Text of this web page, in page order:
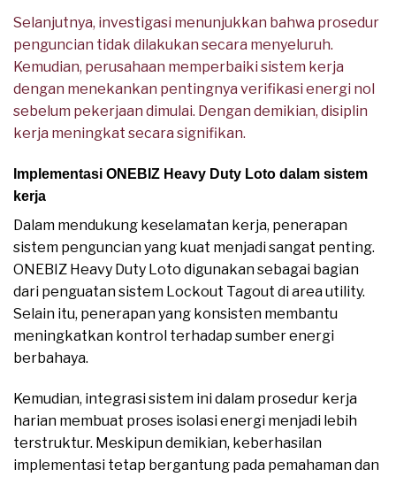
Selanjutnya, investigasi menunjukkan bahwa prosedur
penguncian tidak dilakukan secara menyeluruh.
Kemudian, perusahaan memperbaiki sistem kerja
dengan menekankan pentingnya verifikasi energi nol
sebelum pekerjaan dimulai. Dengan demikian, disiplin
kerja meningkat secara signifikan.
Implementasi ONEBIZ Heavy Duty Loto dalam sistem
kerja
Dalam mendukung keselamatan kerja, penerapan
sistem penguncian yang kuat menjadi sangat penting.
ONEBIZ Heavy Duty Loto digunakan sebagai bagian
dari penguatan sistem Lockout Tagout di area utility.
Selain itu, penerapan yang konsisten membantu
meningkatkan kontrol terhadap sumber energi
berbahaya.
Kemudian, integrasi sistem ini dalam prosedur kerja
harian membuat proses isolasi energi menjadi lebih
terstruktur. Meskipun demikian, keberhasilan
implementasi tetap bergantung pada pemahaman dan